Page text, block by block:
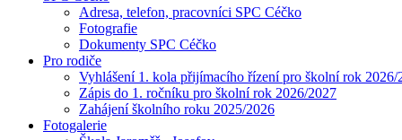
Adresa, telefon, pracovníci SPC Céčko
Fotografie
Dokumenty SPC Céčko
Pro rodiče
Vyhlášení 1. kola přijímacího řízení pro školní rok 2026/
Zápis do 1. ročníku pro školní rok 2026/2027
Zahájení školního roku 2025/2026
Fotogalerie